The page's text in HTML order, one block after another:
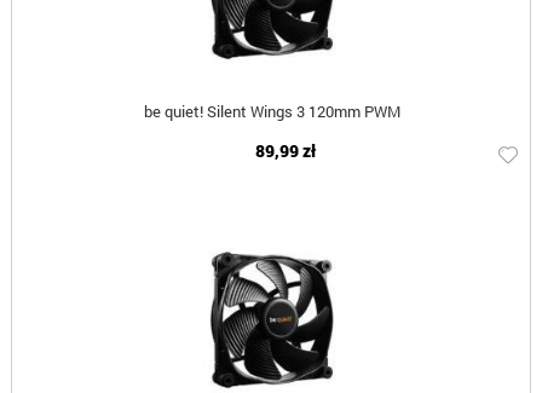
be quiet! Silent Wings 3 120mm PWM
89,99 zł